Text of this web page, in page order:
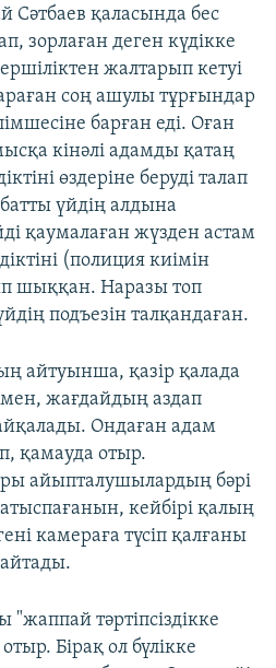
Сәтбаев қаласында бес
зорлаған деген күдікке
жалтарып кетуі
соң ашулы тұрғындар
барған еді. Оған
кінәлі адамды қатаң
өздеріне беруді талап
үйдің алдына
қаумалаған жүзден астам
(полиция киімін
шыққан. Наразы топ
подъезін талқандаған.
айтуынша, қазір қалада
жағдайдың аздап
Ондаған адам
қамауда отыр.
айыпталушылардың бәрі
кейбірі қалың
камераға түсіп қалғаны
тәртіпсіздікке
Бірақ ол бүлікке